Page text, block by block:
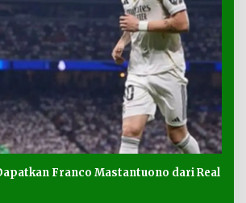
Franco Mastantuono dari Real